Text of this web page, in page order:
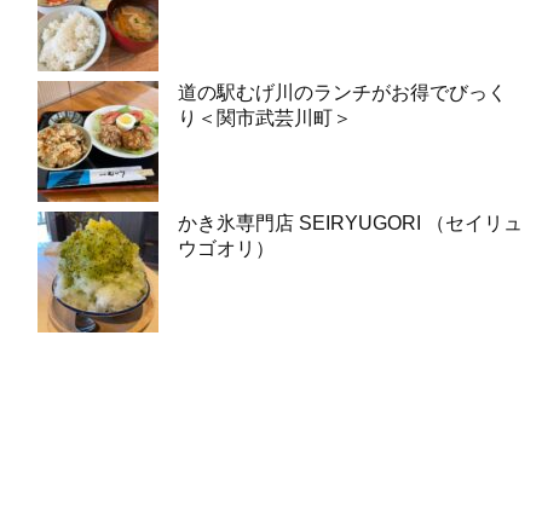
道の駅むげ川のランチがお得でびっく
り＜関市武芸川町＞
かき氷専門店 SEIRYUGORI （セイリュ
ウゴオリ）